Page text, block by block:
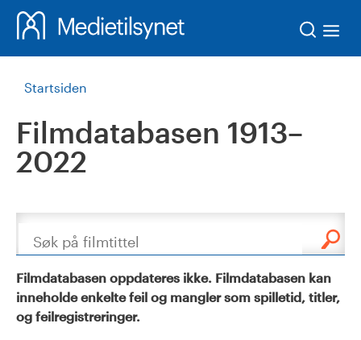
Startsiden
Filmdatabasen 1913–
2022
Søk
Filmdatabasen oppdateres ikke. Filmdatabasen kan
inneholde enkelte feil og mangler som spilletid, titler,
og feilregistreringer.